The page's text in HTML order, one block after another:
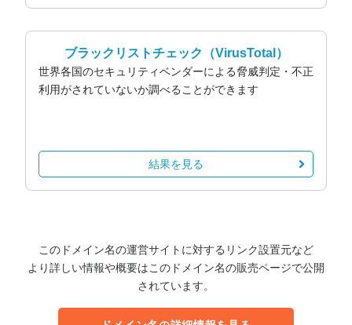
ブラックリストチェック （VirusTotal）
世界各国のセキュリティベンダーによる脅威判定・不正
利用がされていないか調べることができます
結果を見る
このドメイン名の運営サイトに対するリンク設置元など
より詳しい情報や概要はこのドメイン名の販売ページで公開
されています。